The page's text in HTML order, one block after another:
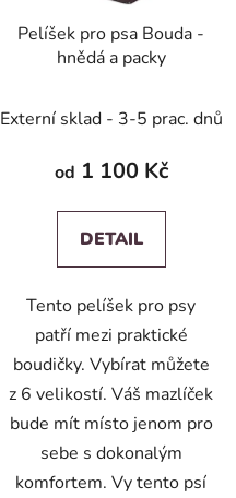
Pelíšek pro psa Bouda -
hnědá a packy
Externí sklad - 3-5 prac. dnů
od 1 100 Kč
DETAIL
Tento pelíšek pro psy
patří mezi praktické
boudičky. Vybírat můžete
z 6 velikostí. Váš mazlíček
bude mít místo jenom pro
sebe s dokonalým
komfortem. Vy tento psí